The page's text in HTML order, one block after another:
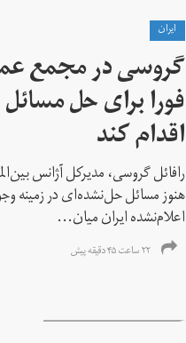
ايران
گروسی در مجمع
فورا برای حل
اقدام کند
رافائل گروسی، مدیرکل آژانس
هنوز مسائل حل‌نشده‌ای در زمینه
اعلام‌نشده ایران میان...
۲۲ ساعت ۴۵ دقیقه پیش